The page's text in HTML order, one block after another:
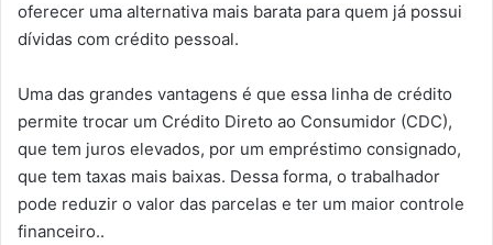
oferecer uma alternativa mais barata para quem já possui
dívidas com crédito pessoal.
Uma das grandes vantagens é que essa linha de crédito
permite trocar um Crédito Direto ao Consumidor (CDC),
que tem juros elevados, por um empréstimo consignado,
que tem taxas mais baixas. Dessa forma, o trabalhador
pode reduzir o valor das parcelas e ter um maior controle
financeiro..